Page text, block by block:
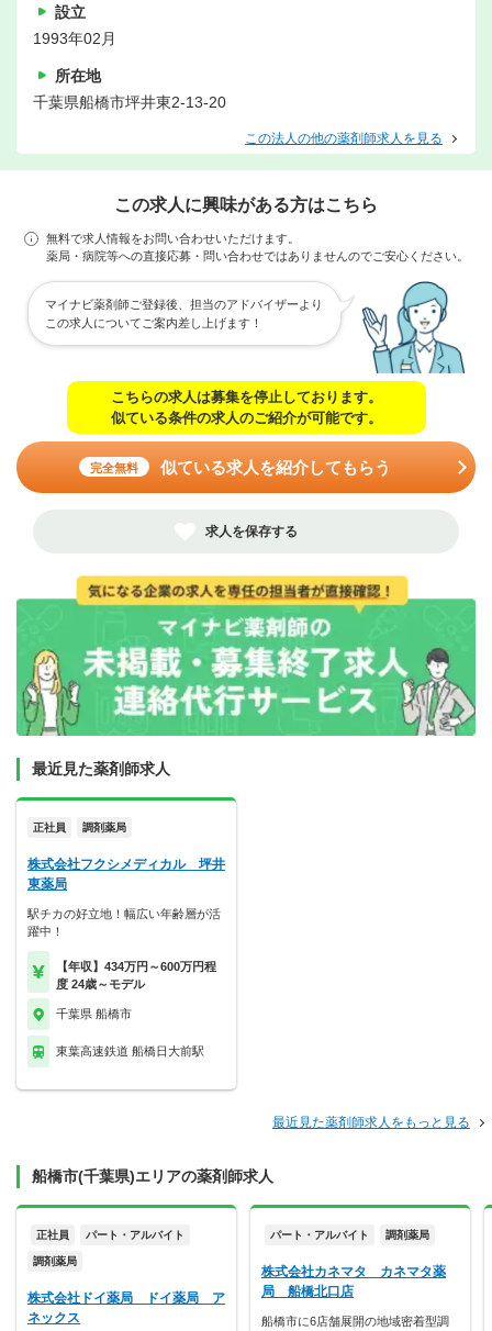
設立
1993年02月
所在地
千葉県船橋市坪井東2-13-20
この法人の他の薬剤師求人を見る
この求人に興味がある方はこちら
無料で求人情報をお問い合わせいただけます。
薬局・病院等への直接応募・問い合わせではありませんのでご安心ください。
マイナビ薬剤師ご登録後、担当のアドバイザーより
この求人についてご案内差し上げます！
こちらの求人は募集を停止しております。
似ている条件の求人のご紹介が可能です。
完全無料 似ている求人を紹介してもらう
求人を保存する
最近見た薬剤師求人
正社員 調剤薬局
株式会社フクシメディカル 坪井
東薬局
駅チカの好立地！幅広い年齢層が活
躍中！
【年収】434万円～600万円程
度 24歳～モデル
千葉県 船橋市
東葉高速鉄道 船橋日大前駅
最近見た薬剤師求人をもっと見る
船橋市(千葉県)エリアの薬剤師求人
正社員 パート・アルバイト
調剤薬局
株式会社ドイ薬局 ドイ薬局 ア
ネックス
パート・アルバイト 調剤薬局
株式会社カネマタ カネマタ薬
局 船橋北口店
船橋市に6店舗展開の地域密着型調